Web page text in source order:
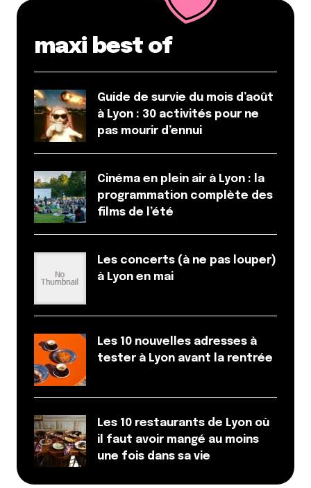
maxi best of
Guide de survie du mois d’août
à Lyon : 30 activités pour ne
pas mourir d’ennui
Cinéma en plein air à Lyon : la
programmation complète des
films de l’été
Les concerts (à ne pas louper)
à Lyon en mai
Les 10 nouvelles adresses à
tester à Lyon avant la rentrée
Les 10 restaurants de Lyon où
il faut avoir mangé au moins
une fois dans sa vie